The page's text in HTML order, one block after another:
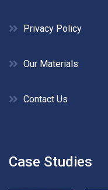
Privacy Policy
Our Materials
Contact Us
Case Studies